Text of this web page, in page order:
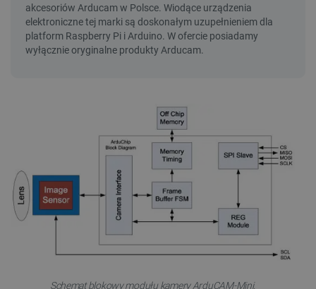
Schemat blokowy modułu kamery ArduCAM-Mini.